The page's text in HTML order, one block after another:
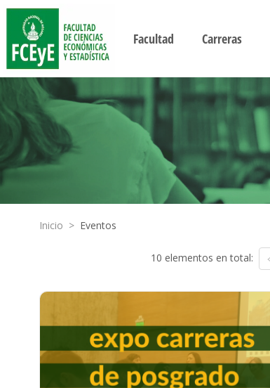
Facultad Carreras
Inicio > Eventos
10 elementos en total: